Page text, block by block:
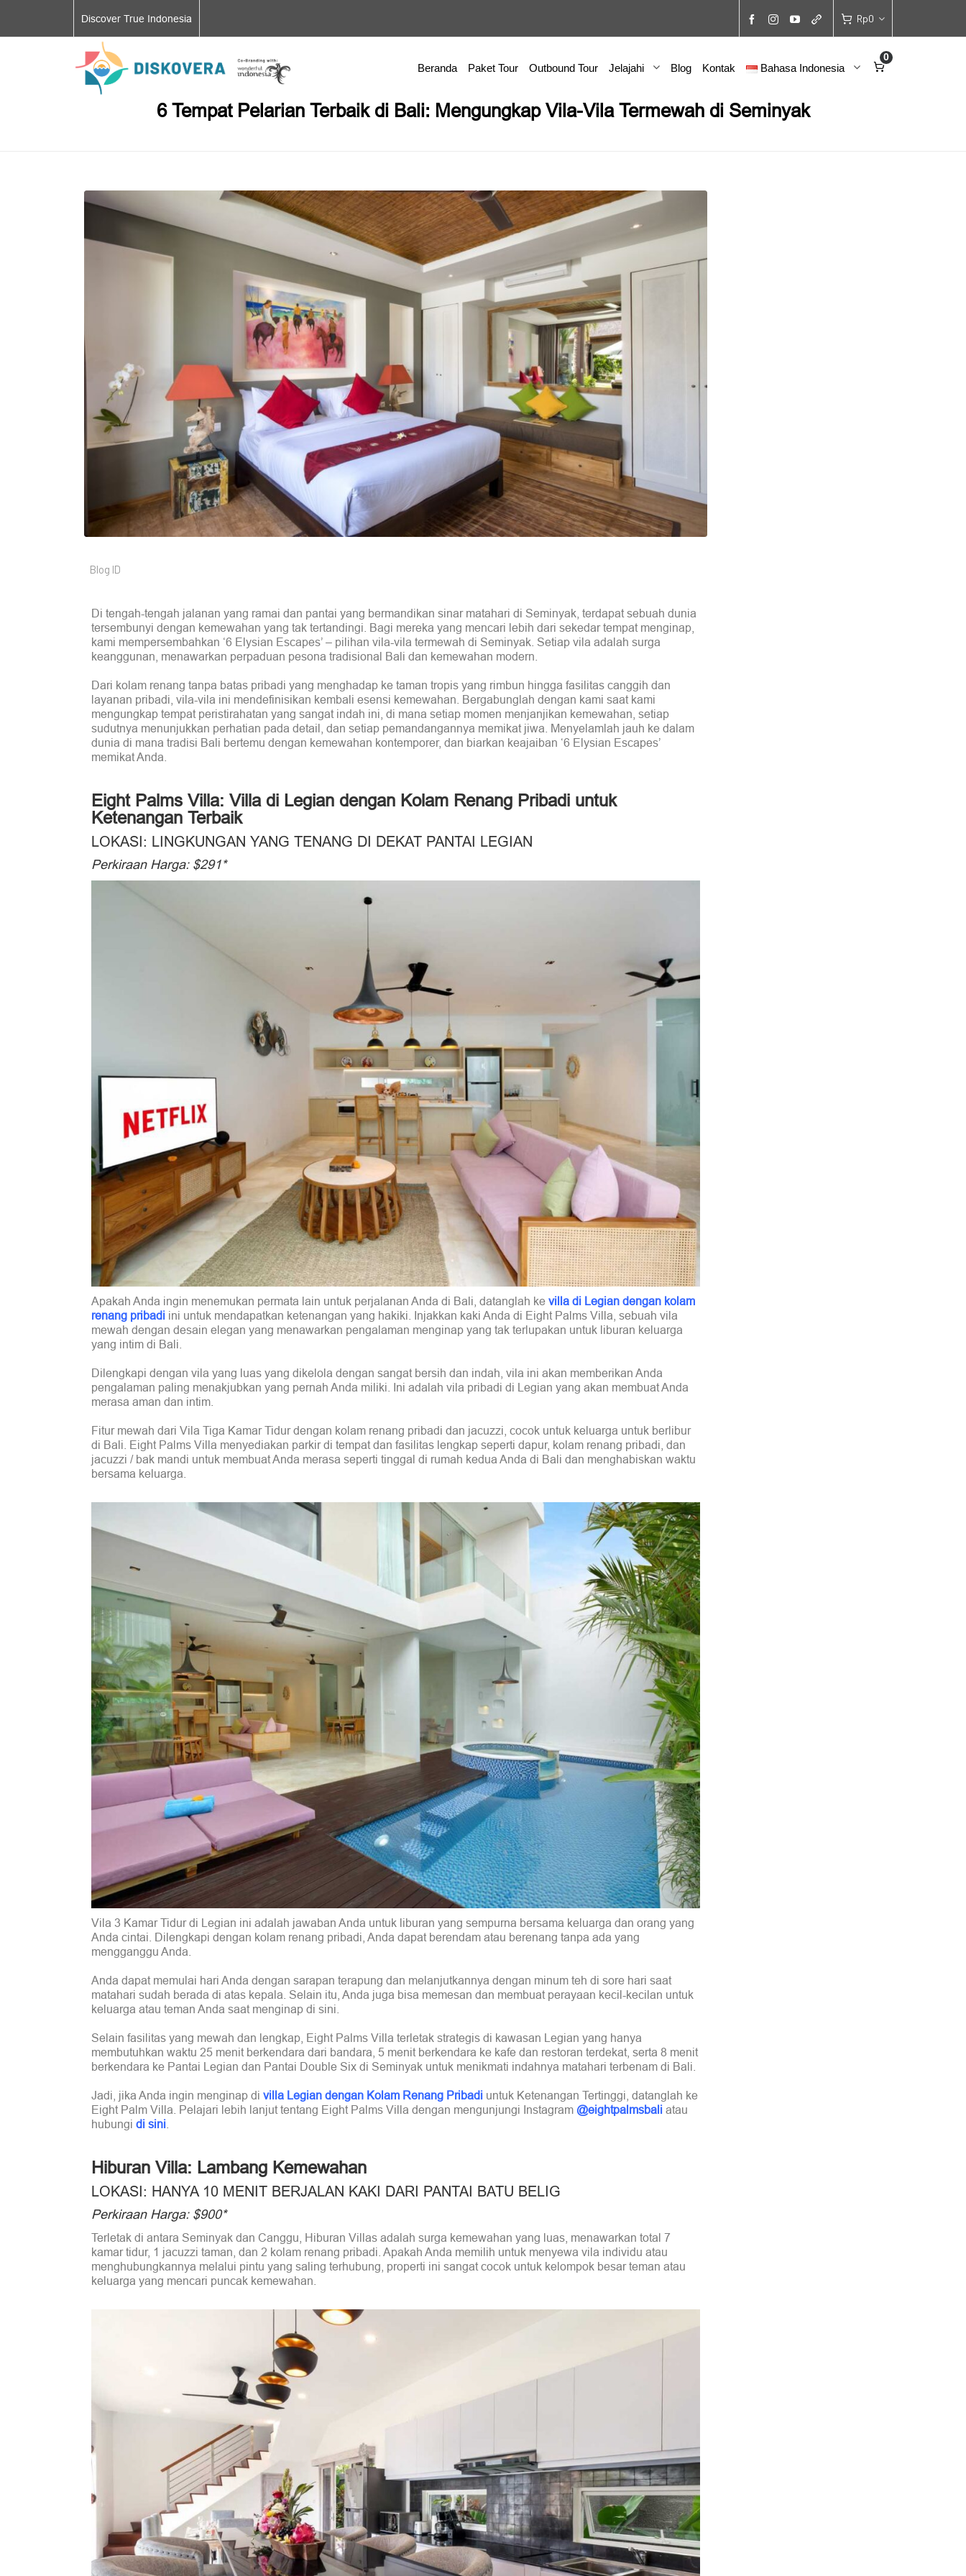
Discover True Indonesia Rp0
Beranda Paket Tour Outbound Tour Jelajahi Blog Kontak Bahasa Indonesia
0
6 Tempat Pelarian Terbaik di Bali: Mengungkap Vila-Vila Termewah di Seminyak
Blog ID
Di tengah-tengah jalanan yang ramai dan pantai yang bermandikan sinar matahari di Seminyak, terdapat sebuah dunia
tersembunyi dengan kemewahan yang tak tertandingi. Bagi mereka yang mencari lebih dari sekedar tempat menginap,
kami mempersembahkan ‘6 Elysian Escapes’ – pilihan vila-vila termewah di Seminyak. Setiap vila adalah surga
keanggunan, menawarkan perpaduan pesona tradisional Bali dan kemewahan modern.
Dari kolam renang tanpa batas pribadi yang menghadap ke taman tropis yang rimbun hingga fasilitas canggih dan
layanan pribadi, vila-vila ini mendefinisikan kembali esensi kemewahan. Bergabunglah dengan kami saat kami
mengungkap tempat peristirahatan yang sangat indah ini, di mana setiap momen menjanjikan kemewahan, setiap
sudutnya menunjukkan perhatian pada detail, dan setiap pemandangannya memikat jiwa. Menyelamlah jauh ke dalam
dunia di mana tradisi Bali bertemu dengan kemewahan kontemporer, dan biarkan keajaiban ‘6 Elysian Escapes’
memikat Anda.
Eight Palms Villa: Villa di Legian dengan Kolam Renang Pribadi untuk
Ketenangan Terbaik
LOKASI: LINGKUNGAN YANG TENANG DI DEKAT PANTAI LEGIAN
Perkiraan Harga: $291*
Apakah Anda ingin menemukan permata lain untuk perjalanan Anda di Bali, datanglah ke villa di Legian dengan kolam
renang pribadi ini untuk mendapatkan ketenangan yang hakiki. Injakkan kaki Anda di Eight Palms Villa, sebuah vila
mewah dengan desain elegan yang menawarkan pengalaman menginap yang tak terlupakan untuk liburan keluarga
yang intim di Bali.
Dilengkapi dengan vila yang luas yang dikelola dengan sangat bersih dan indah, vila ini akan memberikan Anda
pengalaman paling menakjubkan yang pernah Anda miliki. Ini adalah vila pribadi di Legian yang akan membuat Anda
merasa aman dan intim.
Fitur mewah dari Vila Tiga Kamar Tidur dengan kolam renang pribadi dan jacuzzi, cocok untuk keluarga untuk berlibur
di Bali. Eight Palms Villa menyediakan parkir di tempat dan fasilitas lengkap seperti dapur, kolam renang pribadi, dan
jacuzzi / bak mandi untuk membuat Anda merasa seperti tinggal di rumah kedua Anda di Bali dan menghabiskan waktu
bersama keluarga.
Vila 3 Kamar Tidur di Legian ini adalah jawaban Anda untuk liburan yang sempurna bersama keluarga dan orang yang
Anda cintai. Dilengkapi dengan kolam renang pribadi, Anda dapat berendam atau berenang tanpa ada yang
mengganggu Anda.
Anda dapat memulai hari Anda dengan sarapan terapung dan melanjutkannya dengan minum teh di sore hari saat
matahari sudah berada di atas kepala. Selain itu, Anda juga bisa memesan dan membuat perayaan kecil-kecilan untuk
keluarga atau teman Anda saat menginap di sini.
Selain fasilitas yang mewah dan lengkap, Eight Palms Villa terletak strategis di kawasan Legian yang hanya
membutuhkan waktu 25 menit berkendara dari bandara, 5 menit berkendara ke kafe dan restoran terdekat, serta 8 menit
berkendara ke Pantai Legian dan Pantai Double Six di Seminyak untuk menikmati indahnya matahari terbenam di Bali.
Jadi, jika Anda ingin menginap di villa Legian dengan Kolam Renang Pribadi untuk Ketenangan Tertinggi, datanglah ke
Eight Palm Villa. Pelajari lebih lanjut tentang Eight Palms Villa dengan mengunjungi Instagram @eightpalmsbali atau
hubungi di sini
Hiburan Villa: Lambang Kemewahan
LOKASI: HANYA 10 MENIT BERJALAN KAKI DARI PANTAI BATU BELIG
Perkiraan Harga: $900*
Terletak di antara Seminyak dan Canggu, Hiburan Villas adalah surga kemewahan yang luas, menawarkan total 7
kamar tidur, 1 jacuzzi taman, dan 2 kolam renang pribadi. Apakah Anda memilih untuk menyewa vila individu atau
menghubungkannya melalui pintu yang saling terhubung, properti ini sangat cocok untuk kelompok besar teman atau
keluarga yang mencari puncak kemewahan.